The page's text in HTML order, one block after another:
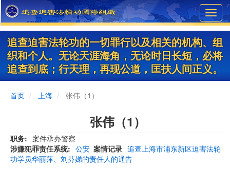
Skip
to
main
content
追查迫害法轮功的一切罪行以及相关的机构、组
织和个人。无论天涯海角，无论时日长短，必将
追查到底；行天理，再现公道，匡扶人间正义。
首页 上海 张伟（1）
张伟（1）
职务
案件承办警察
涉嫌犯罪责任系统
公安 案情记录 追查上海市浦东新区迫害法轮
功学员华丽萍、刘芬娣的责任人的通告